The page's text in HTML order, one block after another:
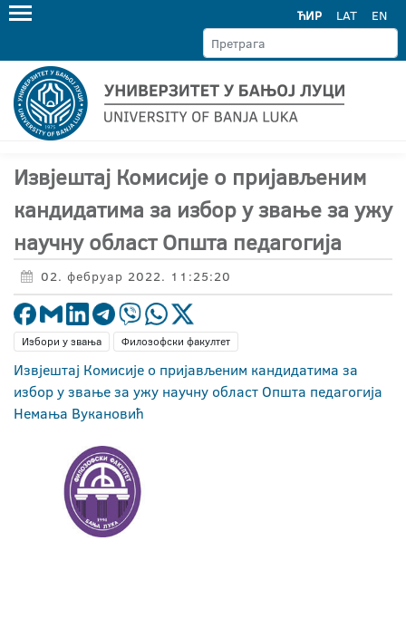
ЋИР LAT EN
Извјештај Комисије о пријављеним
кандидатима за избор у звање за ужу
научну област Општа педагогија
02. фебруар 2022. 11:25:20
Избори у звања Филозофски факултет
Извјештај Комисије о пријављеним кандидатима за
избор у звање за ужу научну област Општа педагогија
Немања Вукановић